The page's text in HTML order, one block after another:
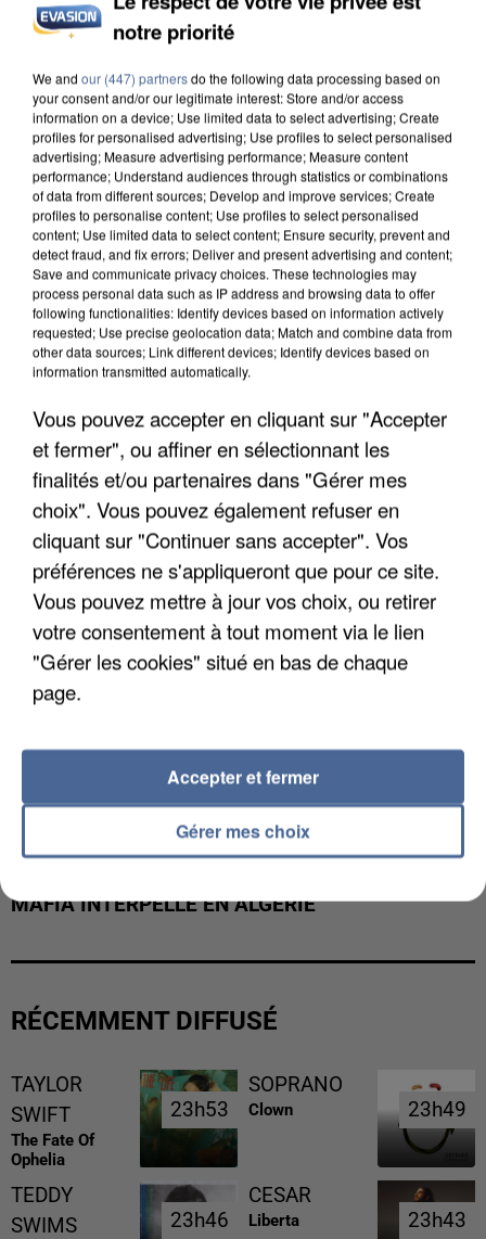
INCENDIES : L’ÎLE-DE-FRANCE LANCE UN ÉLAN
DE SOLIDARITÉ AVEC LES...
APRÈS TOUTES CES CANICULES, LES REFUGES
DE FAUNE SAUVAGE SONT...
MAFIA INTERPELLÉ EN ALGÉRIE
RÉCEMMENT DIFFUSÉ
TAYLOR
SWIFT
The Fate Of
Ophelia
23h53
23h53
SOPRANO
Clown 23h49
23h49
TEDDY
SWIMS
23h46
23h46
CESAR
Liberta 23h43
23h43
notre priorité
We and our (447) partnersdo the following data processing based on
your consent and/or our legitimate interest: Store and/or access
information on a device; Use limited data to select advertising; Create
profiles for personalised advertising; Use profiles to select personalised
advertising; Measure advertising performance; Measure content
performance; Understand audiences through statistics or combinations
of data from different sources; Develop and improve services; Create
profiles to personalise content; Use profiles to select personalised
content; Use limited data to select content; Ensure security, prevent and
detect fraud, and fix errors; Deliver and present advertising and content;
Save and communicate privacy choices. These technologies may
process personal data such as IP address and browsing data to offer
following functionalities: Identify devices based on information actively
requested; Use precise geolocation data; Match and combine data from
other data sources; Link different devices; Identify devices based on
information transmitted automatically.
Vous pouvez accepter en cliquant sur "Accepter
et fermer", ou affiner en sélectionnant les
finalités et/ou partenaires dans "Gérer mes
choix". Vous pouvez également refuser en
cliquant sur "Continuer sans accepter". Vos
préférences ne s'appliqueront que pour ce site.
Vous pouvez mettre à jour vos choix, ou retirer
votre consentement à tout moment via le lien
"Gérer les cookies" situé en bas de chaque
page.
Gérer mes choix
Accepter et fermer